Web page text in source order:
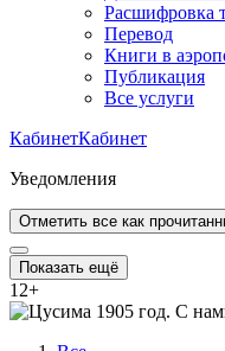
Расшифровка
Перевод
Книги в
Публикация
Все услуги
КабинетКабинет
Уведомления
Отметить все как
Показать ещё
12+